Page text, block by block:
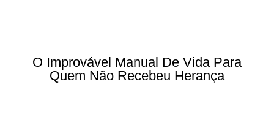
O Improvável Manual De Vida Para
Quem Não Recebeu Herança